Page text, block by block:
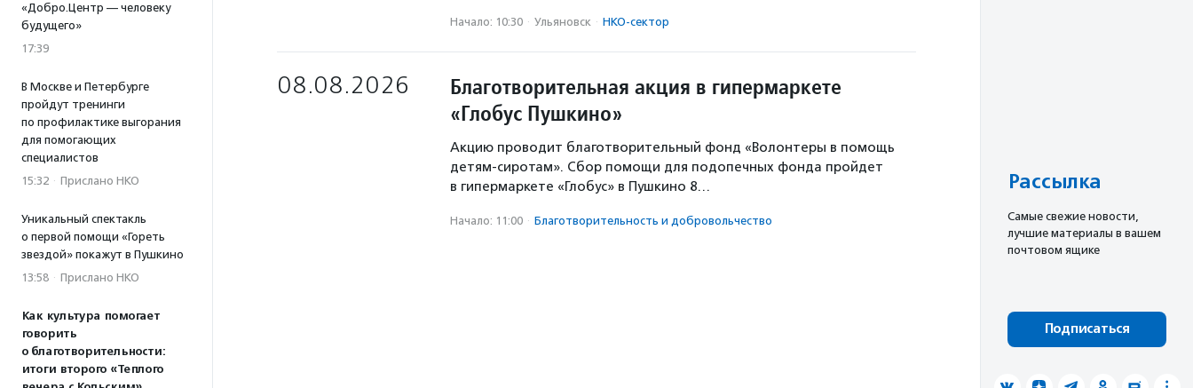
«Добро.Центр — человеку
будущего»
17:39
В Москве и Петербурге
пройдут тренинги
по профилактике выгорания
для помогающих
специалистов
15:32 · Прислано НКО
Уникальный спектакль
о первой помощи «Гореть
звездой» покажут в Пушкино
13:58 · Прислано НКО
Как культура помогает
говорить
о благотворительности:
итоги второго «Теплого
Начало: 10:30 · Ульяновск · НКО-сектор
08.08.2026
Благотворительная акция в гипермаркете
«Глобус Пушкино»
Акцию проводит благотворительный фонд «Волонтеры в помощь
детям-сиротам». Сбор помощи для подопечных фонда пройдет
в гипермаркете «Глобус» в Пушкино 8…
Начало: 11:00 · Благотвори­тель­ность и доброволь­чест­во
Рассылка
Cамые свежие новости,
лучшие материалы в вашем
почтовом ящике
Подписаться